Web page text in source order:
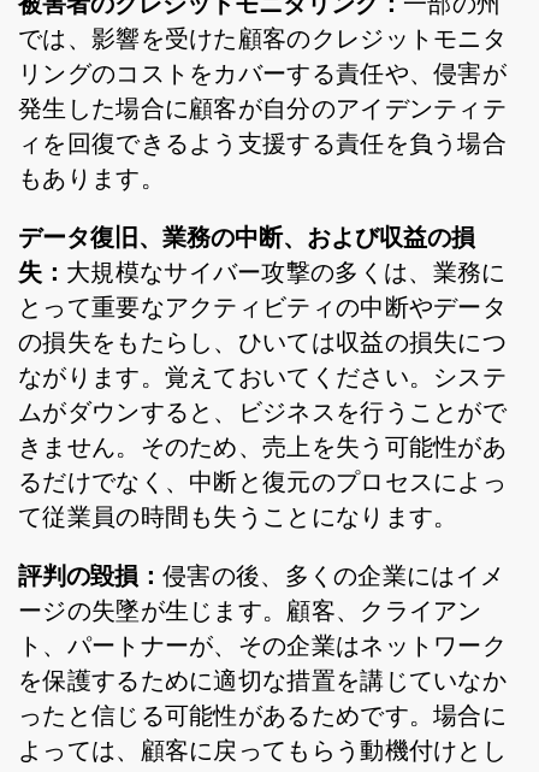
では、影響を受けた顧客のクレジットモニタ
リングのコストをカバーする責任や、侵害が
発生した場合に顧客が自分のアイデンティテ
ィを回復できるよう支援する責任を負う場合
もあります。
データ復旧、業務の中断、および収益の損
失： 大規模なサイバー攻撃の多くは、業務に
とって重要なアクティビティの中断やデータ
の損失をもたらし、ひいては収益の損失につ
ながります。覚えておいてください。システ
ムがダウンすると、ビジネスを行うことがで
きません。そのため、売上を失う可能性があ
るだけでなく、中断と復元のプロセスによっ
て従業員の時間も失うことになります。
評判の毀損： 侵害の後、多くの企業にはイメ
ージの失墜が生じます。顧客、クライアン
ト、パートナーが、その企業はネットワーク
を保護するために適切な措置を講じていなか
ったと信じる可能性があるためです。場合に
よっては、顧客に戻ってもらう動機付けとし